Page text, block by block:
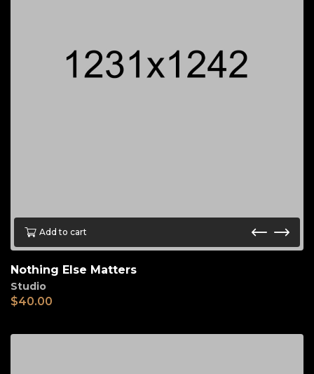
Add to cart
Nothing Else Matters
Studio
$40.00